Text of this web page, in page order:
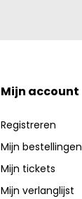
Mijn account
Registreren
Mijn bestellingen
Mijn tickets
Mijn verlanglijst